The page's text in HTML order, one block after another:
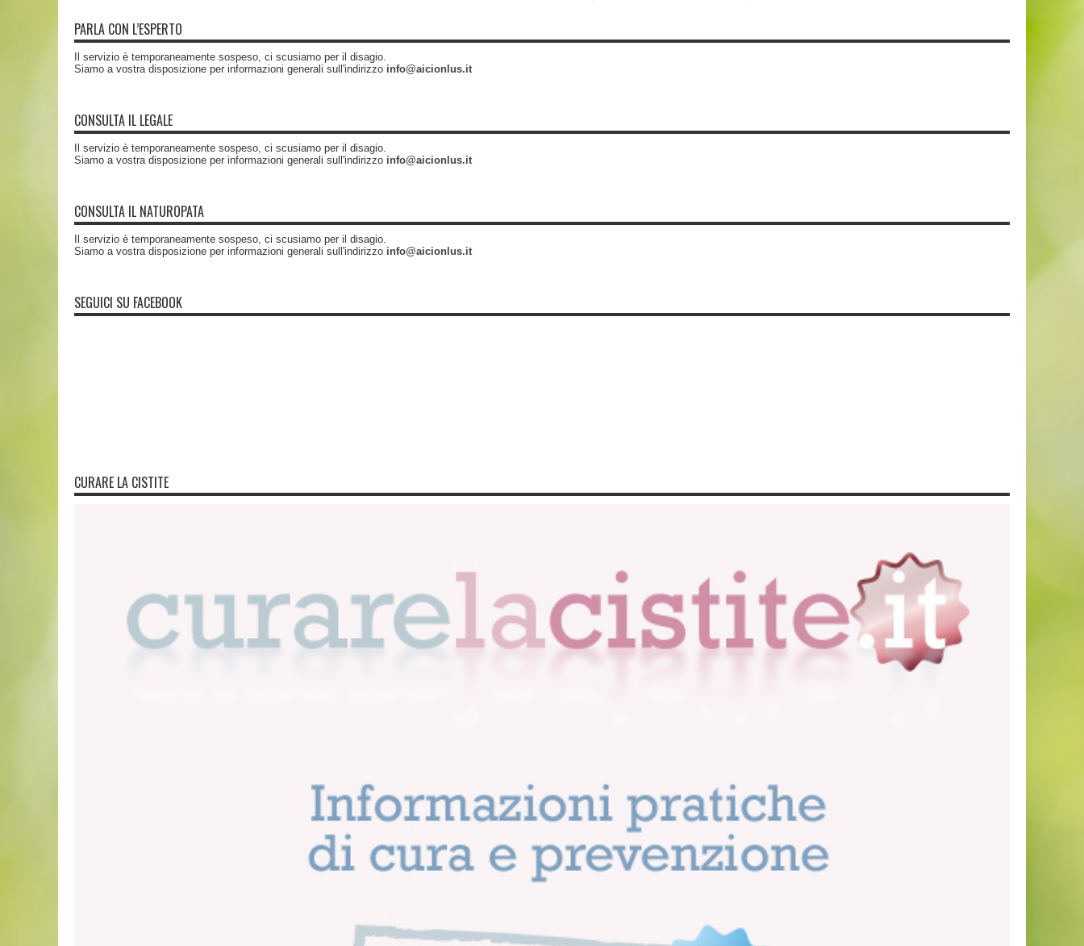
PARLA CON L’ESPERTO
Il servizio è temporaneamente sospeso, ci scusiamo per il disagio.
Siamo a vostra disposizione per informazioni generali sull'indirizzo info@aicionlus.it
CONSULTA IL LEGALE
Il servizio è temporaneamente sospeso, ci scusiamo per il disagio.
Siamo a vostra disposizione per informazioni generali sull'indirizzo info@aicionlus.it
CONSULTA IL NATUROPATA
Il servizio è temporaneamente sospeso, ci scusiamo per il disagio.
Siamo a vostra disposizione per informazioni generali sull'indirizzo info@aicionlus.it
SEGUICI SU FACEBOOK
CURARE LA CISTITE